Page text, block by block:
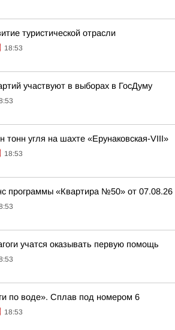
туристической отрасли
18:53
участвуют в выборах в ГосДуму
тонн угля на шахте «Ерунаковская-VIII»
18:53
программы «Квартира №50» от 07.08.26
учатся оказывать первую помощь
по воде». Сплав под номером 6
18:53